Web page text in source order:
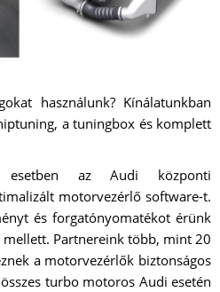
használunk? Kínálatunkban
a tuningbox és komplett
esetben az Audi központi
motorvezérlő software-t.
és forgatónyomatékot érünk
Partnereink több, mint 20
a motorvezérlők biztonságos
turbo motoros Audi esetén